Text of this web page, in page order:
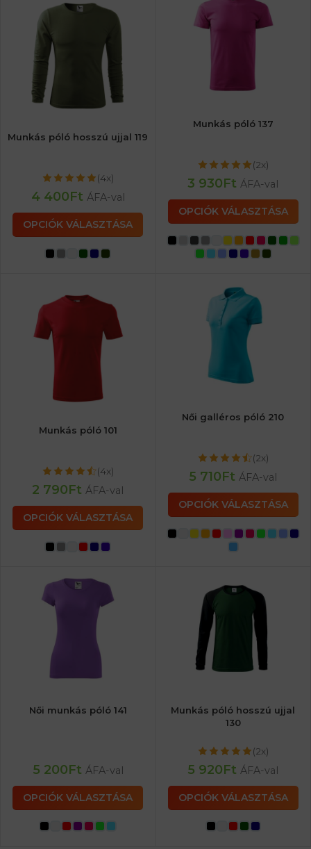
Munkás póló hosszú ujjal 119
(4x)
4 400Ft ÁFA-val
OPCIÓK VÁLASZTÁSA
Munkás póló 137
(2x)
3 930Ft ÁFA-val
OPCIÓK VÁLASZTÁSA
Munkás póló 101
(4x)
2 790Ft ÁFA-val
OPCIÓK VÁLASZTÁSA
Női galléros póló 210
(2x)
5 710Ft ÁFA-val
OPCIÓK VÁLASZTÁSA
Női munkás póló 141
5 200Ft ÁFA-val
OPCIÓK VÁLASZTÁSA
Munkás póló hosszú ujjal
130
(2x)
5 920Ft ÁFA-val
OPCIÓK VÁLASZTÁSA